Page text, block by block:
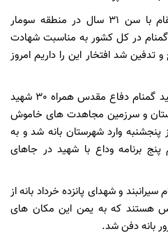
وی اضافه کرد: این شهید والامقام با سن 31 سال در منطقه سومار
همراه 300 شهید گمنام در کل کشور به مناسبت شهادت
شد افتخار این را داریم امروز
سرهنگ صفی زاده گفت: این شهید گمنام دفاع مقدس همراه 30 شهید
و سرزمین مجاهدت های خاموش
وارد شهرستان بانه شد و به
برنامه وداع با شهید در جاهای
و شهدای پانزده خرداد بانه از
هستند که به یمن این مکان های
بانه دفن شد.